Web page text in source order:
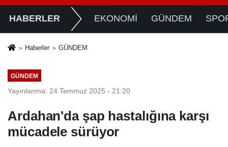
HABERLER EKONOMİ GÜNDEM
Haberler GÜNDEM
GÜNDEM
Yayınlanma: 24 Temmuz 2025 - 21:20
Ardahan'da şap hastalığına karşı
mücadele sürüyor